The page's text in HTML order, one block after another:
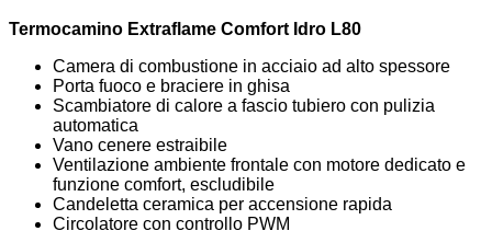
Termocamino Extraflame Comfort Idro L80
Camera di combustione in acciaio ad alto spessore
Porta fuoco e braciere in ghisa
Scambiatore di calore a fascio tubiero con pulizia
automatica
Vano cenere estraibile
Ventilazione ambiente frontale con motore dedicato e
funzione comfort, escludibile
Candeletta ceramica per accensione rapida
Circolatore con controllo PWM